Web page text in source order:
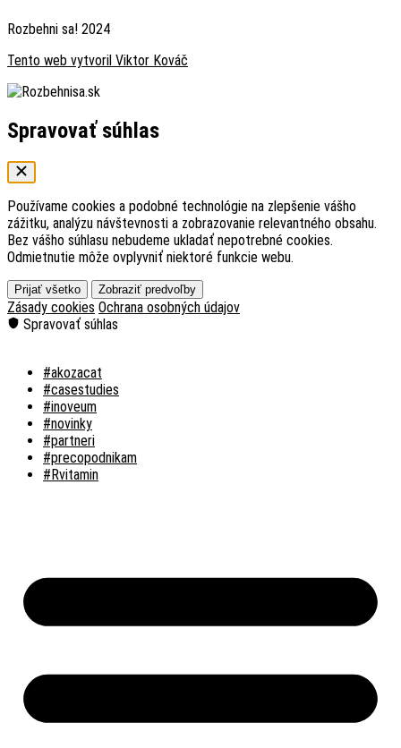
Rozbehni sa! 2024
Tento web vytvoril Viktor Kováč
Spravovať súhlas
Používame cookies a podobné technológie na zlepšenie vášho
zážitku, analýzu návštevnosti a zobrazovanie relevantného obsahu.
Bez vášho súhlasu nebudeme ukladať nepotrebné cookies.
Odmietnutie môže ovplyvniť niektoré funkcie webu.
Prijať všetko Zobraziť predvoľby
Zásady cookies Ochrana osobných údajov
Spravovať súhlas
#akozacat
#casestudies
#inoveum
#novinky
#partneri
#precopodnikam
#Rvitamin